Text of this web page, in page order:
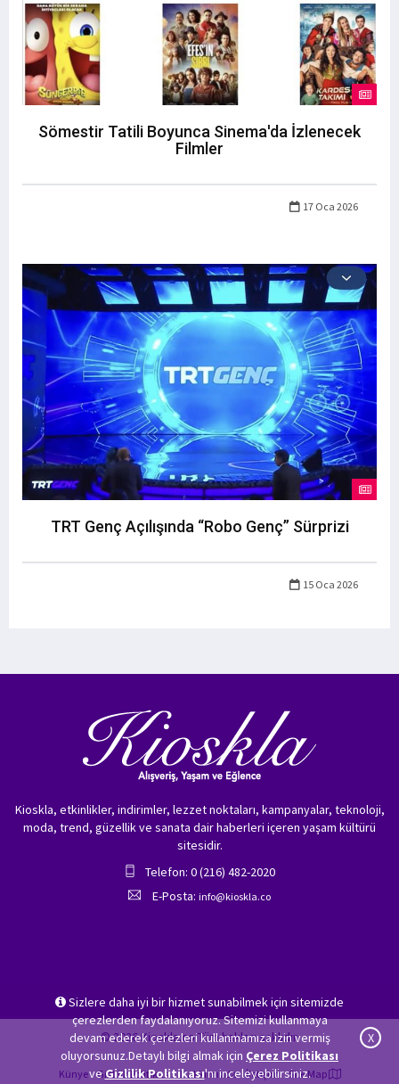
Sömestir Tatili Boyunca Sinema'da İzlenecek
Filmler
17 Oca 2026
TRT Genç Açılışında “Robo Genç” Sürprizi
15 Oca 2026
Sizlere daha iyi bir hizmet sunabilmek için sitemizde
çerezlerden faydalanıyoruz. Sitemizi kullanmaya
devam ederek çerezleri kullanmamıza izin vermiş
oluyorsunuz.Detaylı bilgi almak için Çerez Politikası
veGizlilik Politikası'nı inceleyebilirsiniz.
X
Kioskla, etkinlikler, indirimler, lezzet noktaları, kampanyalar, teknoloji,
moda, trend, güzellik ve sanata dair haberleri içeren yaşam kültürü
sitesidir.
Telefon: 0 (216) 482-2020
E-Posta: info@kioskla.co
© 2026 Kioskla.co Tüm hakları saklıdır.
Künye Gizlilik Politikası Hakkımızda İletişim Site Map